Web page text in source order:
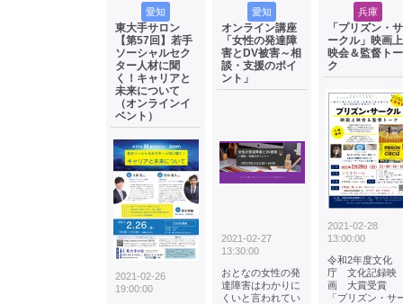
愛知
東大手サロン
【第57回】若手
ソーシャルセク
ター人材に聞
く！キャリアと
未来について
（オンラインイ
ベント）
2021-02-26
19:00:00
愛知
オンライン講座
「女性の発達障
害とDV被害～相
談・支援のポイ
ント」
2021-02-27
13:30:00
おとなの女性の発
達障害はわかりに
くいと言われてい
兵庫
「プリズン・サ
ークル」映画上
映会＆監督トー
ク
2021-02-28
13:00:00
令和2年度文化
庁 文化記録映
画 大賞受賞
「プリズン・サ